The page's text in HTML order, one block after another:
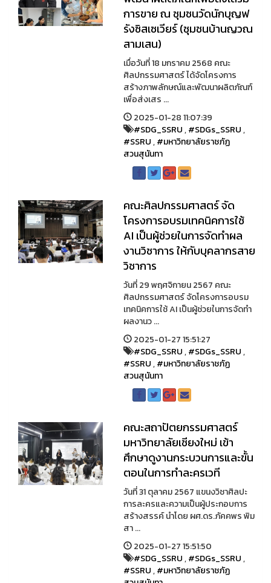
การขาย ณ ชุมชนวัดนักบุญฟ
รังซิสเซเวียร์ (ชุมชนบ้านญวณ
สามเสน)
เมื่อวันที่ 18 มกราคม 2568 คณะ
ศิลปกรรมศาสตร์ ได้จัดโครงการ
สร้างภาพลักษณ์และพัฒนาผลิตภัณฑ์
เพื่อส่งเสร ...
2025-01-28 11:07:39
#SDG_SSRU,#SDGs_SSRU,
#SSRU,#มหาวิทยาลัยราชภัฏ
สวนสุนันทา
คณะศิลปกรรมศาสตร์ จัด
โครงการอบรมเทคนิคการใช้
AI เป็นผู้ช่วยในการจัดทำผล
งานวิชาการ ให้กับบุคลากรสาย
วิชาการ
วันที่ 29 พฤศจิกายน 2567 คณะ
ศิลปกรรมศาสตร์ จัดโครงการอบรม
เทคนิคการใช้ AI เป็นผู้ช่วยในการจัดทำ
ผลงานว ...
2025-01-27 15:51:27
#SDG_SSRU,#SDGs_SSRU,
#SSRU,#มหาวิทยาลัยราชภัฏ
สวนสุนันทา
คณะสถาปัตยกรรมศาสตร์
มหาวิทยาลัยเชียงใหม่ เข้า
ศึกษาดูงานกระบวนการและขั้น
ตอนในการทำละครเวที
วันที่ 31 ตุลาคม 2567 แขนงวิชาศิลปะ
การละครและความเป็นผู้ประกอบการ
สร้างสรรค์ นำโดย ผศ.ดร.ภัคคพร พิม
สา ...
2025-01-27 15:51:50
#SDG_SSRU,#SDGs_SSRU,
#SSRU,#มหาวิทยาลัยราชภัฏ